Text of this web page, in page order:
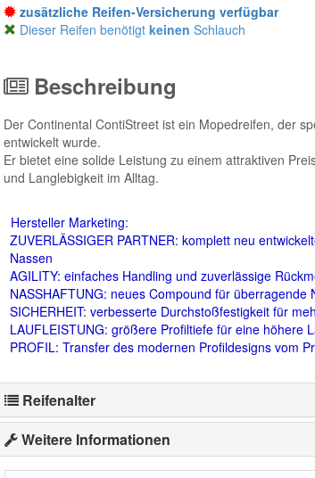
zusätzliche Reifen-Versicherung verfügbar
Dieser Reifen benötigtkeinen Schlauch
Beschreibung
Der Continental ContiStreet ist ein Mopedreifen, der
entwickelt wurde.
Er bietet eine solide Leistung zu einem attraktiven
und Langlebigkeit im Alltag.
Hersteller Marketing:
ZUVERLÄSSIGER PARTNER: komplett neu
Nassen
AGILITY: einfaches Handling und zuverlässige
NASSHAFTUNG: neues Compound für überragende
SICHERHEIT: verbesserte Durchstoßfestigkeit für
LAUFLEISTUNG: größere Profiltiefe für eine höhere
PROFIL: Transfer des modernen Profildesigns vom
Reifenalter
Weitere Informationen